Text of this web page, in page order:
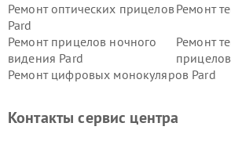
Ремонт оптических прицелов
Pard
Ремонт
Ремонт прицелов ночного
видения Pard
Ремонт
Ремонт цифровых монокуляров Pard
Контакты сервис центра